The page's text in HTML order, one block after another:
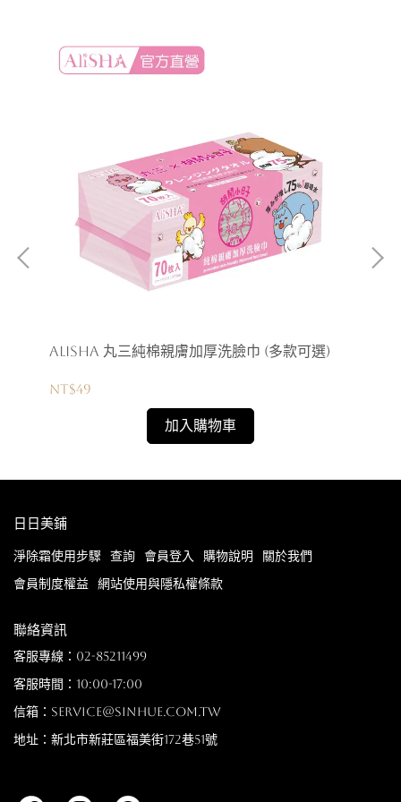
AliSHA 丸三純棉親膚加厚洗臉巾 (多款可選)
NT$49
加入購物車
日日美鋪
淨除霜使用步驟 查詢 會員登入 購物說明
關於我們
會員制度權益
網站使用與隱私權條款
聯絡資訊
客服專線：02-85211499
客服時間：10:00-17:00
信箱：service@sinhue.com.tw
地址：新北市新莊區福美街172巷51號